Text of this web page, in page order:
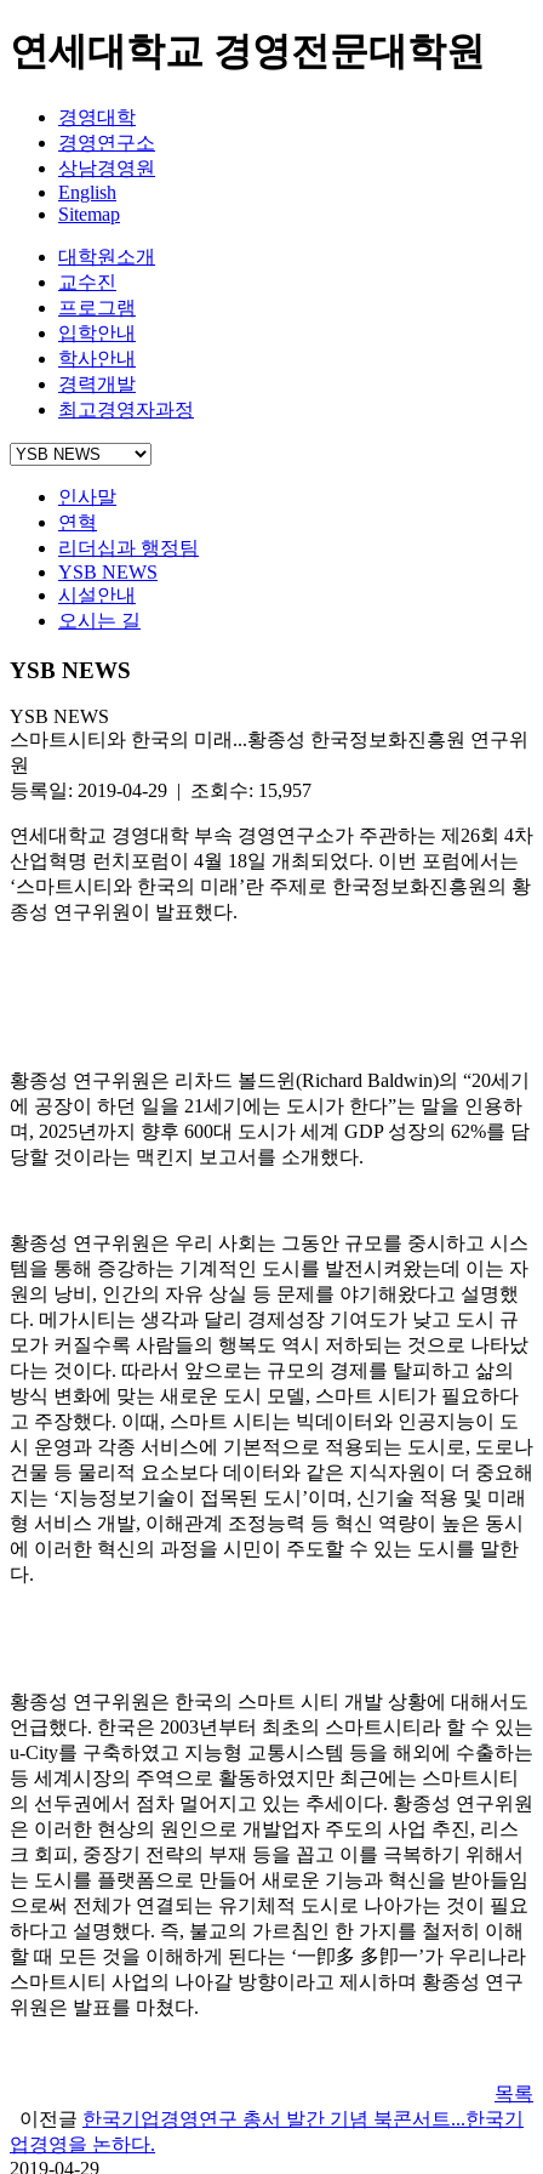
연세대학교 경영전문대학원
경영대학
경영연구소
상남경영원
English
Sitemap
대학원소개
교수진
프로그램
입학안내
학사안내
경력개발
최고경영자과정
인사말
연혁
리더십과 행정팀
YSB NEWS
시설안내
오시는 길
YSB NEWS
YSB NEWS
스마트시티와 한국의 미래...황종성 한국정보화진흥원 연구위
원
등록일: 2019-04-29 | 조회수: 15,957
연세대학교 경영대학 부속 경영연구소가 주관하는 제26회 4차
산업혁명 런치포럼이 4월 18일 개최되었다. 이번 포럼에서는
‘스마트시티와 한국의 미래’란 주제로 한국정보화진흥원의 황
종성 연구위원이 발표했다.
황종성 연구위원은 리차드 볼드윈(Richard Baldwin)의 “20세기
에 공장이 하던 일을 21세기에는 도시가 한다”는 말을 인용하
며, 2025년까지 향후 600대 도시가 세계 GDP 성장의 62%를 담
당할 것이라는 맥킨지 보고서를 소개했다.
황종성 연구위원은 우리 사회는 그동안 규모를 중시하고 시스
템을 통해 증강하는 기계적인 도시를 발전시켜왔는데 이는 자
원의 낭비, 인간의 자유 상실 등 문제를 야기해왔다고 설명했
다. 메가시티는 생각과 달리 경제성장 기여도가 낮고 도시 규
모가 커질수록 사람들의 행복도 역시 저하되는 것으로 나타났
다는 것이다. 따라서 앞으로는 규모의 경제를 탈피하고 삶의
방식 변화에 맞는 새로운 도시 모델, 스마트 시티가 필요하다
고 주장했다. 이때, 스마트 시티는 빅데이터와 인공지능이 도
시 운영과 각종 서비스에 기본적으로 적용되는 도시로, 도로나
건물 등 물리적 요소보다 데이터와 같은 지식자원이 더 중요해
지는 ‘지능정보기술이 접목된 도시’이며, 신기술 적용 및 미래
형 서비스 개발, 이해관계 조정능력 등 혁신 역량이 높은 동시
에 이러한 혁신의 과정을 시민이 주도할 수 있는 도시를 말한
다.
황종성 연구위원은 한국의 스마트 시티 개발 상황에 대해서도
언급했다. 한국은 2003년부터 최초의 스마트시티라 할 수 있는
u-City를 구축하였고 지능형 교통시스템 등을 해외에 수출하는
등 세계시장의 주역으로 활동하였지만 최근에는 스마트시티
의 선두권에서 점차 멀어지고 있는 추세이다. 황종성 연구위원
은 이러한 현상의 원인으로 개발업자 주도의 사업 추진, 리스
크 회피, 중장기 전략의 부재 등을 꼽고 이를 극복하기 위해서
는 도시를 플랫폼으로 만들어 새로운 기능과 혁신을 받아들임
으로써 전체가 연결되는 유기체적 도시로 나아가는 것이 필요
하다고 설명했다. 즉, 불교의 가르침인 한 가지를 철저히 이해
할 때 모든 것을 이해하게 된다는 ‘一卽多 多卽一’가 우리나라
스마트시티 사업의 나아갈 방향이라고 제시하며 황종성 연구
위원은 발표를 마쳤다.
목록
이전글 한국기업경영연구 총서 발간 기념 북콘서트...한국기
업경영을 논하다.
2019-04-29